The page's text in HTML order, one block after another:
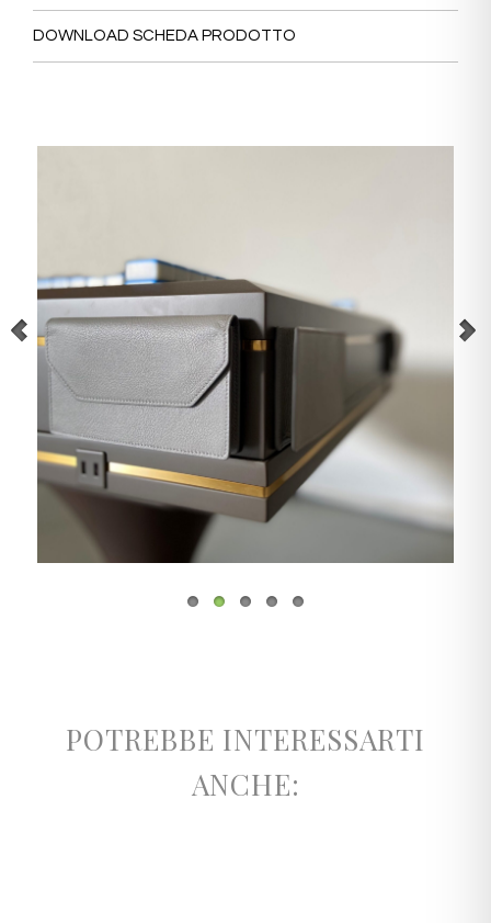
DOWNLOAD SCHEDA PRODOTTO
POTREBBE INTERESSARTI
ANCHE: